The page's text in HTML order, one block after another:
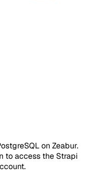
on Zeabur.
to access the Strapi